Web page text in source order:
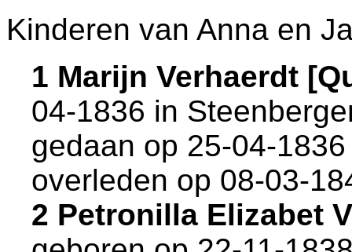
Kinderen van Anna en
1 Marijn Verhaerdt
04-1836 in
gedaan op 25-04-
overleden op 08-03-
2 Petronilla Elizabet